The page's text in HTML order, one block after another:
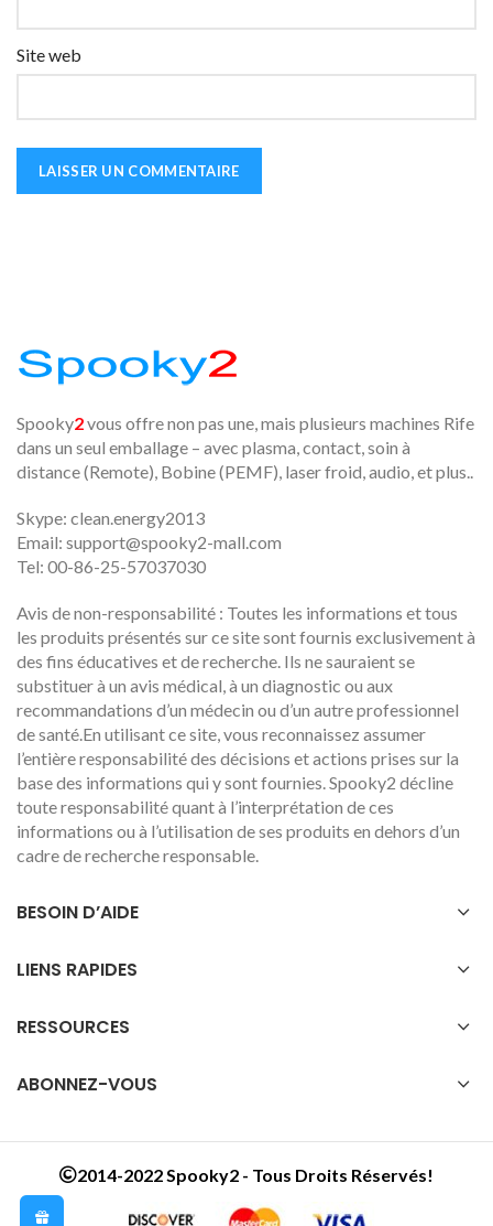
Site web
Spooky2vous offre non pas une, mais plusieurs machines Rife
dans un seul emballage – avec plasma, contact, soin à
distance (Remote), Bobine (PEMF), laser froid, audio, et plus..
Skype: clean.energy2013
Email: support@spooky2-mall.com
Tel: 00-86-25-57037030
Avis de non-responsabilité : Toutes les informations et tous
les produits présentés sur ce site sont fournis exclusivement à
des fins éducatives et de recherche. Ils ne sauraient se
substituer à un avis médical, à un diagnostic ou aux
recommandations d’un médecin ou d’un autre professionnel
de santé.En utilisant ce site, vous reconnaissez assumer
l’entière responsabilité des décisions et actions prises sur la
base des informations qui y sont fournies. Spooky2 décline
toute responsabilité quant à l’interprétation de ces
informations ou à l’utilisation de ses produits en dehors d’un
cadre de recherche responsable.
BESOIN D’AIDE
LIENS RAPIDES
RESSOURCES
ABONNEZ-VOUS
2014-2022 Spooky2 - Tous Droits Réservés!